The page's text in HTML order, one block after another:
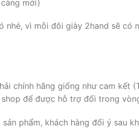
mới)
vì mỗi đôi giày 2hand sẽ có
chính hãng giống như cam kết
để được hỗ trợ đổi trong
phẩm, khách hàng đổi ý sau